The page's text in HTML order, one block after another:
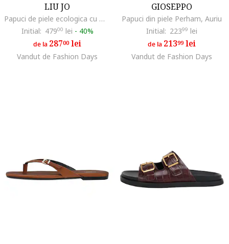
LIU JO
Papuci de piele ecologica cu model piele de crocodil, Roz prafuit
Initial: 47900 lei - 40%
de la 28700lei
Vandut de Fashion Days
GIOSEPPO
Papuci din piele Perham, Auriu
Initial: 22399 lei
de la 21399lei
Vandut de Fashion Days